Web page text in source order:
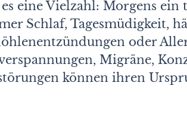
eine Vielzahl: Morgens
Schlaf, Tagesmüdigkeit,
oder
Migräne,
können ihren